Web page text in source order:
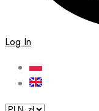
Log In